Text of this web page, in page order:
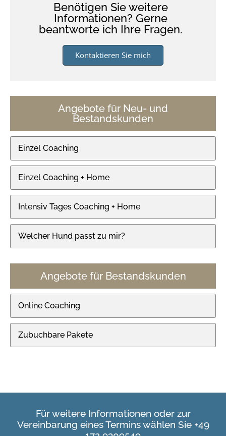
Benötigen Sie weitere
Informationen? Gerne
beantworte ich Ihre Fragen.
Kontaktieren Sie mich
Angebote für Neu- und
Bestandskunden
Einzel Coaching
Einzel Coaching + Home
Intensiv Tages Coaching + Home
Welcher Hund passt zu mir?
Angebote für Bestandskunden
Online Coaching
Zubuchbare Pakete
Für weitere Informationen oder zur
Vereinbarung eines Termins wählen Sie +49